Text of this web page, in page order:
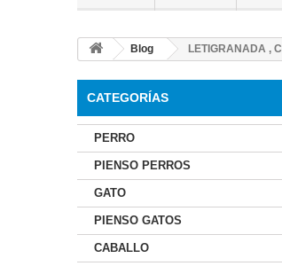
Blog LETIGRANADA ,
CATEGORÍAS
PERRO
PIENSO PERROS
GATO
PIENSO GATOS
CABALLO